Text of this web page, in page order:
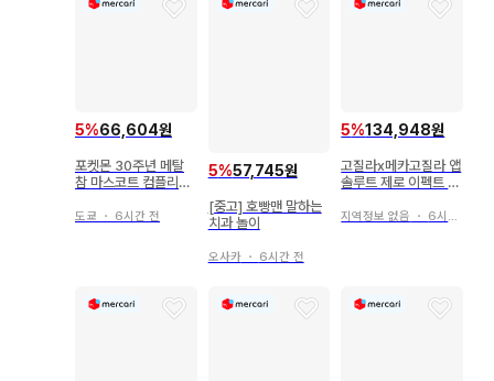
사이어인 4 한계 돌파)
5%66,604원
포켓몬 30주년 메탈
참 마스코트 컴플리트
도쿄 ・ 6시간 전
5%57,745원
[중고] 호빵맨 말하는
치과 놀이
오사카・ 6시간 전
5%134,948원
고질라x메카고질라 앱
솔루트 제로 이펙트 부
지역정보 없음 ・ 6시간 전